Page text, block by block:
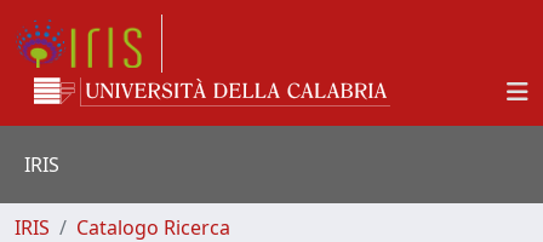
IRIS
IRIS
Catalogo Ricerca